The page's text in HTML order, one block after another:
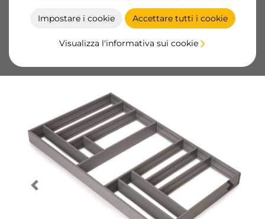
Impostare i cookie Accettare tutti i cookie
Visualizza l'informativa sui cookie
Diventa cliente
Scheda prodotto